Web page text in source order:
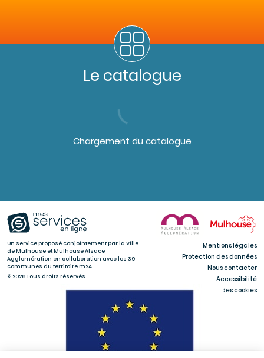
Le catalogue
Chargement du catalogue
Un service proposé conjointement par la Ville
de Mulhouse et Mulhouse Alsace
Agglomération en collaboration avec les 39
communes du territoire m2A
© 2026 Tous droits réservés
Mentions légales
Protection des données
Nous contacter
Accessibilité
Gestion des cookies